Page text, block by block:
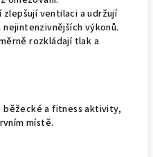
ventilaci a udržují
výkonů.
rozkládají tlak a
běžecké a fitness aktivity,
místě.